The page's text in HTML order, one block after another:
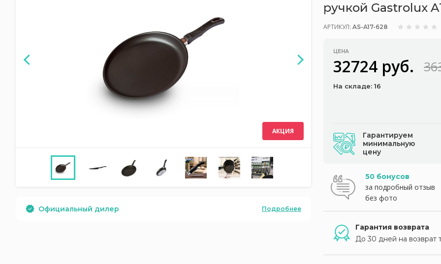
АКЦИЯ
Официальный дилер Подробнее
ручкой Gastrolux
АРТИКУЛ: AS-A17-628
ЦЕНА
32724 руб.
На складе: 16
Гарантируем
минимальную
цену
50 бонусов
за подробный отзыв
без фото
Гарантия возврата
До 30 дней на возврат